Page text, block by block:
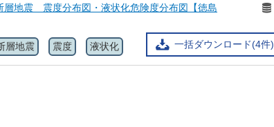
層地震 震度分布図・液状化危険度分布図【徳島
一括ダウンロード(4件)
層地震 震度 液状化